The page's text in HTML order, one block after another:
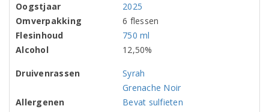
Oogstjaar
2025
Omverpakking
6 flessen
Flesinhoud
750 ml
Alcohol
12,50%
Druivenrassen
Syrah
Grenache Noir
Allergenen
Bevat sulfieten